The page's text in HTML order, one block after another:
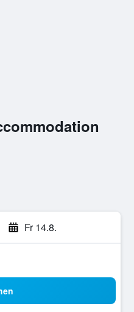
Fr 14.8.